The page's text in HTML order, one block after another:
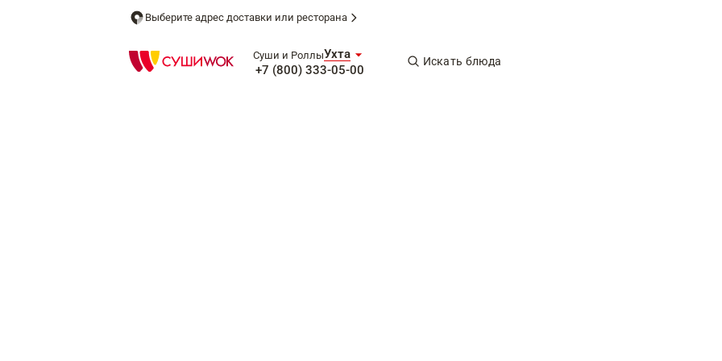
Выберите адрес доставки или ресторана
Суши и РоллыУхта
+7 (800) 333-05-00
Искать блюда